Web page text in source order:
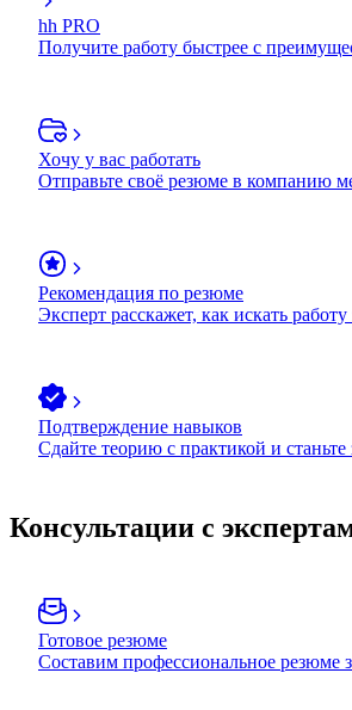
hh PRO
Получите работу быстрее с
Хочу у вас работать
Отправьте своё резюме в компанию
Рекомендация по резюме
Эксперт расскажет, как искать
Подтверждение навыков
Сдайте теорию с практикой и станьте
Консультации с
Готовое резюме
Составим профессиональное резюме